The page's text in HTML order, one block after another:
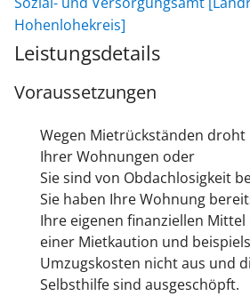
Hohenlohekreis]
Leistungsdetails
Voraussetzungen
Wegen Mietrückständen
Ihrer Wohnungen oder
Sie sind von Obdachlosigkeit
Sie haben Ihre Wohnung
Ihre eigenen finanziellen
einer Mietkaution und
Umzugskosten nicht aus und
Selbsthilfe sind ausgeschöpft.